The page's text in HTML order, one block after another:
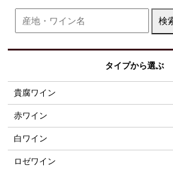
タイプから選ぶ
貴腐ワイン
赤ワイン
白ワイン
ロゼワイン